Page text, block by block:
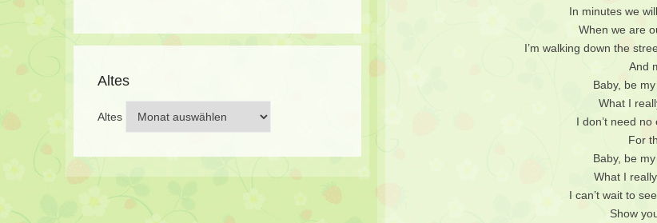
In minutes we
When we are
I’m walking down the
And
Baby, be
What I
I don’t need
For
Baby, be
What I
I can’t wait to
Show
Altes
Altes